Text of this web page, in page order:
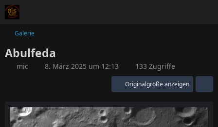
Galerie
Abulfeda
mic 8. März 2025 um 12:13 133 Zugriffe
Originalgröße anzeigen